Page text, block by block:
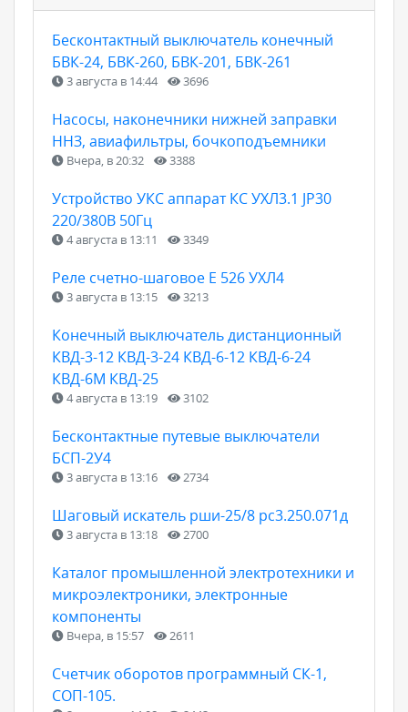
Бесконтактный выключатель конечный
БВК-24, БВК-260, БВК-201, БВК-261
3 августа в 14:44 3696
Насосы, наконечники нижней заправки
ННЗ, авиафильтры, бочкоподъемники
Вчера, в 20:32 3388
Устройство УКС аппарат КС УХЛ3.1 JP30
220/380В 50Гц
4 августа в 13:11 3349
Реле счетно-шаговое Е 526 УХЛ4
3 августа в 13:15 3213
Конечный выключатель дистанционный
КВД-3-12 КВД-3-24 КВД-6-12 КВД-6-24
КВД-6М КВД-25
4 августа в 13:19 3102
Бесконтактные путевые выключатели
БСП-2У4
3 августа в 13:16 2734
Шаговый искатель рши-25/8 рс3.250.071д
3 августа в 13:18 2700
Каталог промышленной электротехники и
микроэлектроники, электронные
компоненты
Вчера, в 15:57 2611
Счетчик оборотов программный СК-1,
СОП-105.